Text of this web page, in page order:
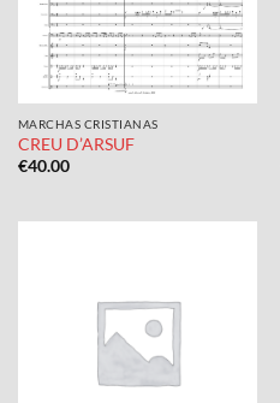
MARCHAS CRISTIANAS
CREU D’ARSUF
€40.00